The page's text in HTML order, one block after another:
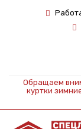
Обращаем
куртки